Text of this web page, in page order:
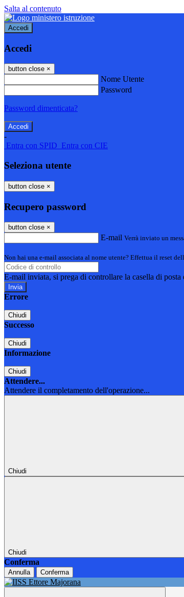
Salta al contenuto
Accedi
Accedi
button close ×
Nome Utente
Password
Password dimenticata?
-
Entra con SPID Entra con CIE
Seleziona utente
button close ×
Recupero password
button close ×
E-mail Verrà inviato un
Non hai una e-mail associata al nome utente? Effettua il reset
E-mail inviata, si prega di controllare la casella di posta
Errore
Chiudi
Successo
Chiudi
Informazione
Chiudi
Attendere...
Attendere il completamento dell'operazione...
Chiudi
Chiudi
Conferma
Annulla Conferma